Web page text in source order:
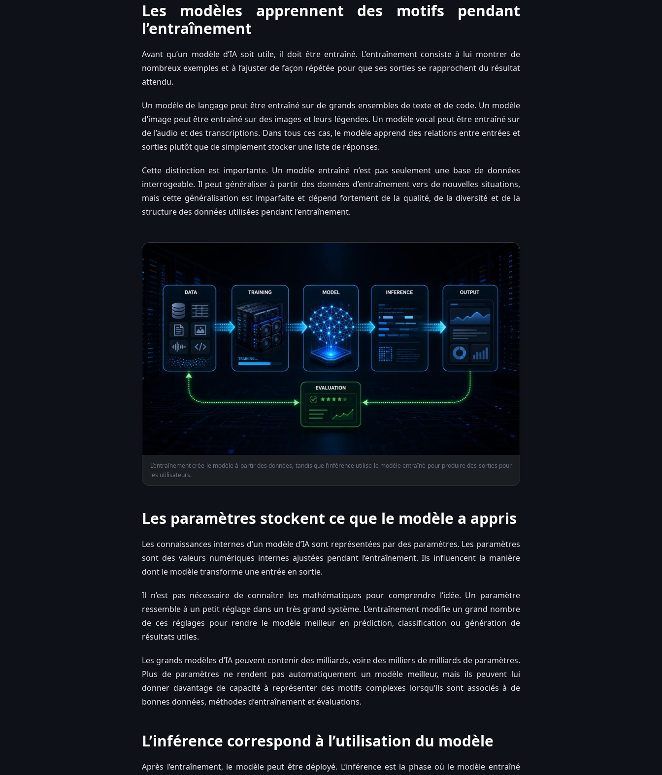
Les modèles apprennent des motifs pendant
l’entraînement
Avant qu’un modèle d’IA soit utile, il doit être entraîné. L’entraînement consiste à lui montrer de
nombreux exemples et à l’ajuster de façon répétée pour que ses sorties se rapprochent du résultat
attendu.
Un modèle de langage peut être entraîné sur de grands ensembles de texte et de code. Un modèle
d’image peut être entraîné sur des images et leurs légendes. Un modèle vocal peut être entraîné sur
de l’audio et des transcriptions. Dans tous ces cas, le modèle apprend des relations entre entrées et
sorties plutôt que de simplement stocker une liste de réponses.
Cette distinction est importante. Un modèle entraîné n’est pas seulement une base de données
interrogeable. Il peut généraliser à partir des données d’entraînement vers de nouvelles situations,
mais cette généralisation est imparfaite et dépend fortement de la qualité, de la diversité et de la
structure des données utilisées pendant l’entraînement.
L’entraînement crée le modèle à partir des données, tandis que l’inférence utilise le modèle entraîné pour produire des sorties pour
les utilisateurs.
Les paramètres stockent ce que le modèle a appris
Les connaissances internes d’un modèle d’IA sont représentées par des paramètres. Les paramètres
sont des valeurs numériques internes ajustées pendant l’entraînement. Ils influencent la manière
dont le modèle transforme une entrée en sortie.
Il n’est pas nécessaire de connaître les mathématiques pour comprendre l’idée. Un paramètre
ressemble à un petit réglage dans un très grand système. L’entraînement modifie un grand nombre
de ces réglages pour rendre le modèle meilleur en prédiction, classification ou génération de
résultats utiles.
Les grands modèles d’IA peuvent contenir des milliards, voire des milliers de milliards de paramètres.
Plus de paramètres ne rendent pas automatiquement un modèle meilleur, mais ils peuvent lui
donner davantage de capacité à représenter des motifs complexes lorsqu’ils sont associés à de
bonnes données, méthodes d’entraînement et évaluations.
L’inférence correspond à l’utilisation du modèle
Après l’entraînement, le modèle peut être déployé. L’inférence est la phase où le modèle entraîné